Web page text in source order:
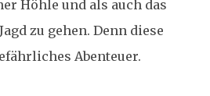
Höhle und als auch das
zu gehen. Denn diese
Abenteuer.